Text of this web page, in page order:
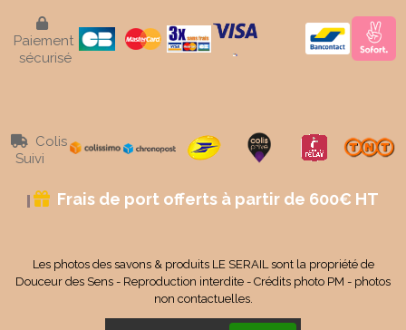

Paiement
sécurisé

Colis
Suivi
 Frais de port offerts à partir de 600€ HT
Les photos des savons & produits LE SERAIL sont la propriété de
Douceur des Sens - Reproduction interdite - Crédits photo PM - photos
non contactuelles.